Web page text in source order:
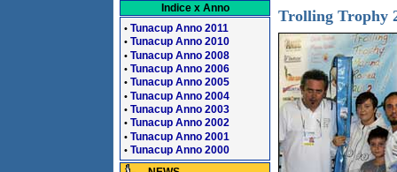
Indice x Anno
• Tunacup Anno 2011
• Tunacup Anno 2010
• Tunacup Anno 2008
• Tunacup Anno 2006
• Tunacup Anno 2005
• Tunacup Anno 2004
• Tunacup Anno 2003
• Tunacup Anno 2002
• Tunacup Anno 2001
• Tunacup Anno 2000
Trolling Trophy